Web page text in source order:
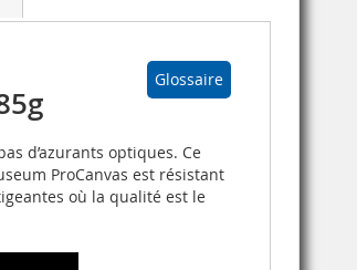
Glossaire
d’azurants optiques. Ce
ProCanvas est résistant
où la qualité est le